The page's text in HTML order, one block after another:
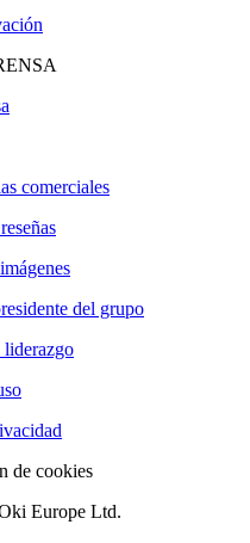
comerciales
del grupo
de cookies
Europe Ltd.